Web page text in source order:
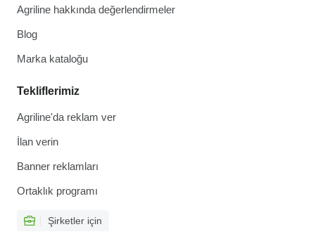
Agriline hakkında değerlendirmeler
Blog
Marka kataloğu
Tekliflerimiz
Agriline'da reklam ver
İlan verin
Banner reklamları
Ortaklık programı
Şirketler için